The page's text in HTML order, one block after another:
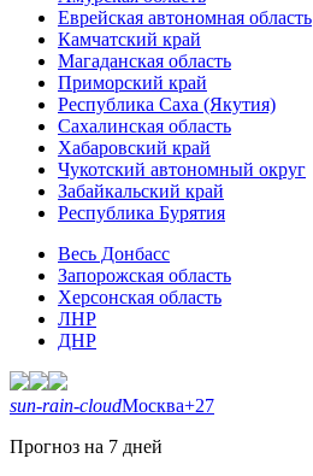
Еврейская автономная область
Камчатский край
Магаданская область
Приморский край
Республика Саха (Якутия)
Сахалинская область
Хабаровский край
Чукотский автономный округ
Забайкальский край
Республика Бурятия
Весь Донбасс
Запорожская область
Херсонская область
ЛНР
ДНР
sun-rain-cloudМосква+27
Прогноз на 7 дней